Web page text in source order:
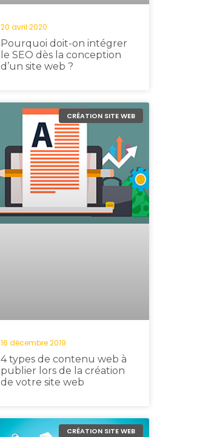
Pourquoi doit-on intégrer
le SEO dès la conception
d’un site web ?
20 avril 2020
CRÉATION SITE WEB
4 types de contenu web à
publier lors de la création
de votre site web
16 décembre 2019
CRÉATION SITE WEB